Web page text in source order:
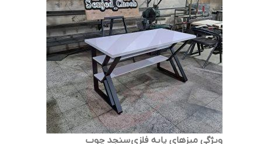
ویژگی‌ میزهای پایه فلزی سنجد چوب